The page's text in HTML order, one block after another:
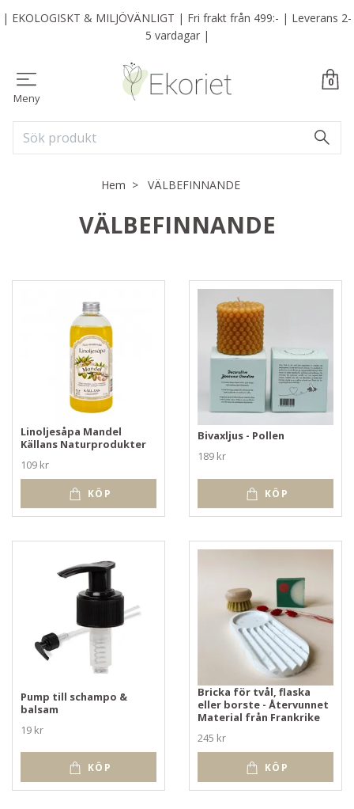
| EKOLOGISKT & MILJÖVÄNLIGT | Fri frakt från 499:- | Leverans 2-
5 vardagar |
Meny
0
Hem VÄLBEFINNANDE
VÄLBEFINNANDE
Linoljesåpa Mandel
Källans Naturprodukter
109 kr
KÖP
Bivaxljus - Pollen
189 kr
KÖP
Pump till schampo &
balsam
19 kr
KÖP
Bricka för tvål, flaska
eller borste - Återvunnet
Material från Frankrike
245 kr
KÖP